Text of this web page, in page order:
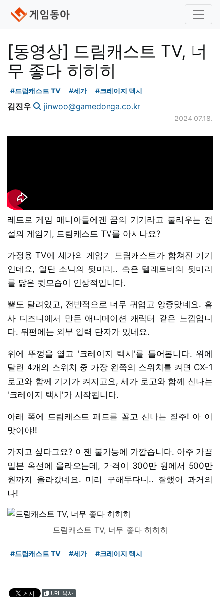
[동영상] 드림캐스트 TV, 너
무 좋다 히히히
#드림캐스트 TV #세가 #크레이지 택시
김진우 jinwoo@gamedonga.co.kr
2024.07.18.
레트로 게임 매니아들에겐 꿈의 기기라고 불리우는 전
설의 게임기, 드림캐스트 TV를 아시나요?
가정용 TV에 세가의 게임기 드림캐스트가 합쳐진 기기
인데요, 일단 소닉의 뒷머리.. 혹은 텔레토비의 뒷머리
를 닮은 뒷모습이 인상적입니다.
뿔도 달려있고, 전반적으로 너무 귀엽고 앙증맞네요. 흡
사 디즈니에서 만든 애니메이션 캐릭터 같은 느낌입니
다. 뒤편에는 외부 입력 단자가 있네요.
위에 뚜껑을 열고 '크레이지 택시'를 틀어봅니다. 위에
달린 4개의 스위치 중 가장 왼쪽의 스위치를 켜면 CX-1
로고와 함께 기기가 켜지고요, 세가 로고와 함께 신나는
'크레이지 택시'가 시작됩니다.
아래 쪽에 드림캐스트 패드를 꼽고 신나는 질주! 아 이
맛이야!!
가지고 싶다고요? 이젠 불가능에 가깝습니다. 아주 가끔
일본 옥션에 올라오는데, 가격이 300만 원에서 500만
원까지 올라갔네요. 미리 구해두다니.. 잘했어 과거의
나!
드림캐스트 TV, 너무 좋다 히히히
#드림캐스트 TV #세가 #크레이지 택시
URL 복사